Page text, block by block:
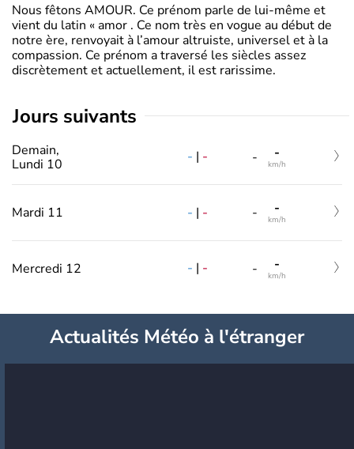
Nous fêtons AMOUR. Ce prénom parle de lui-même et
vient du latin « amor . Ce nom très en vogue au début de
notre ère, renvoyait à l’amour altruiste, universel et à la
compassion. Ce prénom a traversé les siècles assez
discrètement et actuellement, il est rarissime.
jours suivants
Demain,
Lundi 10
- | - - -
km/h
Mardi 11 - | - - -
km/h
Mercredi 12 - | - - -
km/h
Actualités Météo à l'étranger